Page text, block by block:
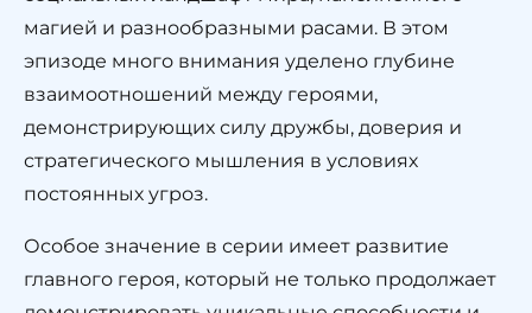
магией и разнообразными расами. В этом
эпизоде много внимания уделено глубине
взаимоотношений между героями,
демонстрирующих силу дружбы, доверия и
стратегического мышления в условиях
постоянных угроз.
Особое значение в серии имеет развитие
главного героя, который не только продолжает